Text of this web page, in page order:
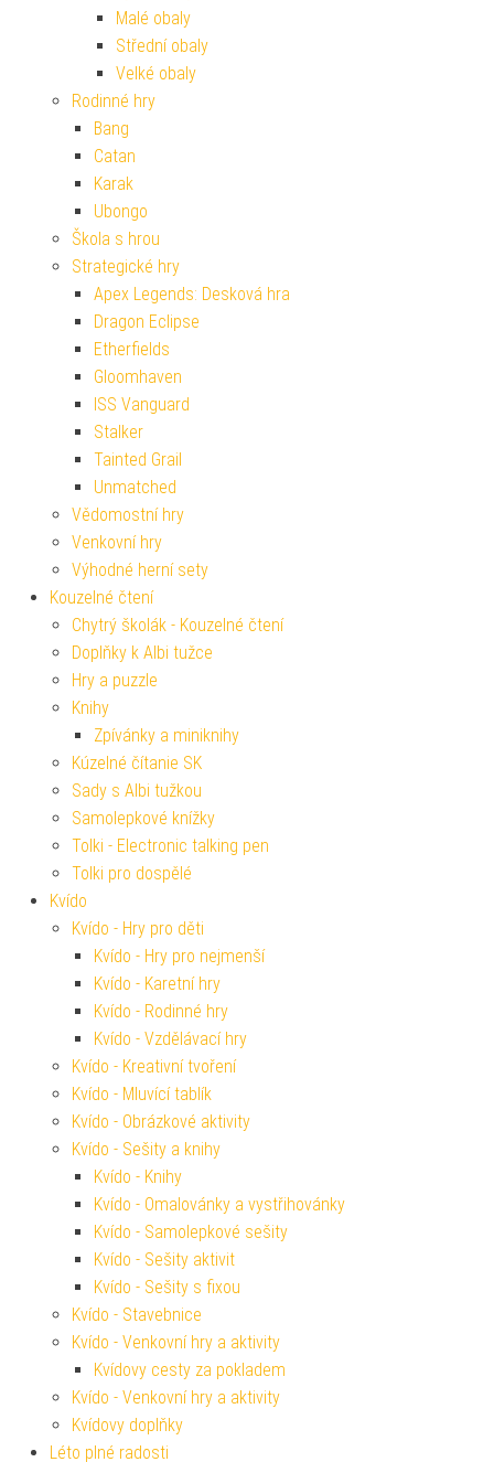
Malé obaly
Střední obaly
Velké obaly
Rodinné hry
Bang
Catan
Karak
Ubongo
Škola s hrou
Strategické hry
Apex Legends: Desková hra
Dragon Eclipse
Etherfields
Gloomhaven
ISS Vanguard
Stalker
Tainted Grail
Unmatched
Vědomostní hry
Venkovní hry
Výhodné herní sety
Kouzelné čtení
Chytrý školák - Kouzelné čtení
Doplňky k Albi tužce
Hry a puzzle
Knihy
Zpívánky a miniknihy
Kúzelné čítanie SK
Sady s Albi tužkou
Samolepkové knížky
Tolki - Electronic talking pen
Tolki pro dospělé
Kvído
Kvído - Hry pro děti
Kvído - Hry pro nejmenší
Kvído - Karetní hry
Kvído - Rodinné hry
Kvído - Vzdělávací hry
Kvído - Kreativní tvoření
Kvído - Mluvící tablík
Kvído - Obrázkové aktivity
Kvído - Sešity a knihy
Kvído - Knihy
Kvído - Omalovánky a vystřihovánky
Kvído - Samolepkové sešity
Kvído - Sešity aktivit
Kvído - Sešity s fixou
Kvído - Stavebnice
Kvído - Venkovní hry a aktivity
Kvídovy cesty za pokladem
Kvído - Venkovní hry a aktivity
Kvídovy doplňky
Léto plné radosti